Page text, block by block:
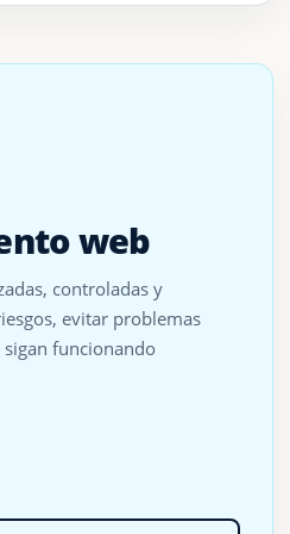
web
controladas y
evitar problemas
funcionando